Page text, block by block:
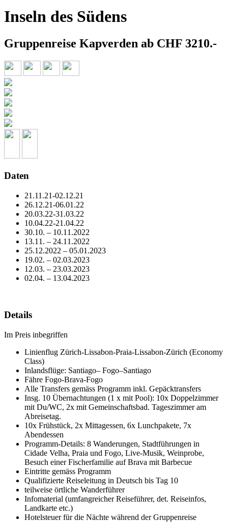
Inseln des Südens
Gruppenreise Kapverden ab CHF 3210.-
Daten
21.11.21-02.12.21
26.12.21-06.01.22
20.03.22-31.03.22
10.04.22-21.04.22
30.10. – 10.11.2022
13.11. – 24.11.2022
25.12.2022 – 05.01.2023
19.02. – 02.03.2023
12.03. – 23.03.2023
02.04. – 13.04.2023
Details
Im Preis inbegriffen
Linienflug Zürich-Lissabon-Praia-Lissabon-Zürich (Economy
Class)
Inlandsflüge: Santiago– Fogo–Santiago
Fähre Fogo-Brava-Fogo
Alle Transfers gemäss Programm inkl. Gepäcktransfers
Insg. 10 Übernachtungen (1 x mit Pool): 10x Doppelzimmer
mit Du/WC, 2x mit Gemeinschaftsbad. Tageszimmer am
Abreisetag.
10x Frühstück, 2x Mittagessen, 6x Lunchpakete, 7x
Abendessen
Programm-Details: 8 Wanderungen, Stadtführungen in
Cidade Velha, Praia und Fogo, Live-Musik, Weinprobe,
Besuch einer Fischerfamilie auf Brava mit Barbecue
Eintritte gemäss Programm
Qualifizierte Reise­leitung in Deutsch bis Tag 10
teilweise örtliche Wanderführer
Infomaterial (umfangreicher Reiseführer, det. Reiseinfos,
Landkarte etc.)
Hotelsteuer für die Nächte während der Gruppenreise